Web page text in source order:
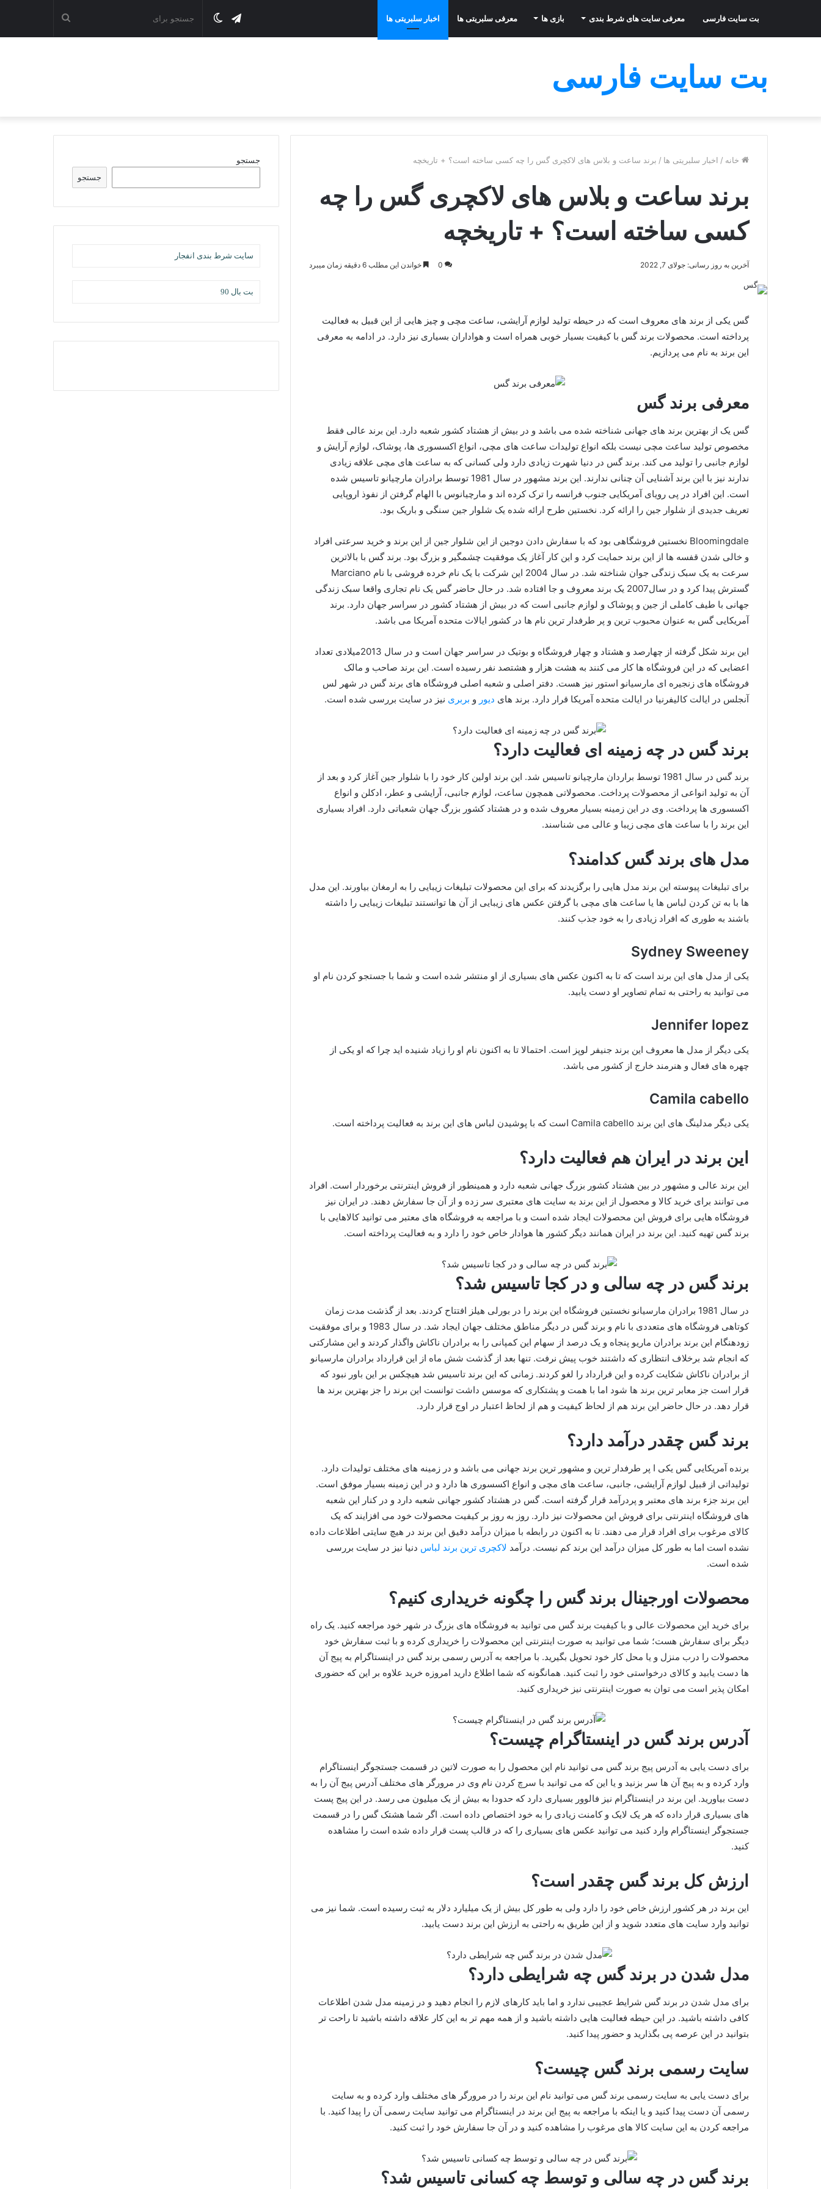
بت سایت فارسی معرفی سایت های شرط بندی بازی ها معرفی سلبریتی ها اخبار سلبریتی ها جستجو تغییرتلگرام
بت سایت فارسی
خانه / اخبار سلبریتی ها / برند ساعت و بلاس های لاکچری گس را چه کسی ساخته است؟ + تاریخچه
برند ساعت و بلاس های لاکچری گس را چه
کسی ساخته است؟ + تاریخچه
آخرین به روز رسانی: جولای 7, 2022 0 خواندن این مطلب 6 دقیقه زمان میبرد
گس یکی از برند های معروف است که در حیطه تولید لوازم آرایشی، ساعت مچی و چیز هایی از این قبیل به فعالیت
پرداخته است. محصولات برند گس با کیفیت بسیار خوبی همراه است و هواداران بسیاری نیز دارد. در ادامه به معرفی
این برند به نام می پردازیم.
معرفی برند گس
گس یک از بهترین برند های جهانی شناخته شده می باشد و در بیش از هشتاد کشور شعبه دارد. این برند عالی فقط
مخصوص تولید ساعت مچی نیست بلکه انواع تولیدات ساعت های مچی، انواع اکسسوری ها، پوشاک، لوازم آرایش و
لوازم جانبی را تولید می کند. برند گس در دنیا شهرت زیادی دارد ولی کسانی که به ساعت های مچی علاقه زیادی
ندارند نیز با این برند آشنایی آن چنانی ندارند. این برند مشهور در سال 1981 توسط برادران مارچیانو تاسیس شده
است. این افراد در پی رویای آمریکایی جنوب فرانسه را ترک کرده اند و مارچیانوس با الهام گرفتن از نفوذ اروپایی
تعریف جدیدی از شلوار جین را ارائه کرد. نخستین طرح ارائه شده یک شلوار جین سنگی و باریک بود.
Bloomingdale نخستین فروشگاهی بود که با سفارش دادن دوجین از این شلوار جین از این برند و خرید سرعتی افراد
و خالی شدن قفسه ها از این برند حمایت کرد و این کار آغاز یک موفقیت چشمگیر و بزرگ بود. برند گس با بالاترین
سرعت به یک سبک زندگی جوان شناخته شد. در سال 2004 این شرکت با یک نام خرده فروشی با نام Marciano
گسترش پیدا کرد و در سال2007 یک برند معروف و جا افتاده شد. در حال حاضر گس یک نام تجاری واقعا سبک زندگی
جهانی با طیف کاملی از جین و پوشاک و لوازم جانبی است که در بیش از هشتاد کشور در سراسر جهان دارد. برند
آمریکایی گس به عنوان محبوب ترین و پر طرفدار ترین نام ها در کشور ایالات متحده آمریکا می باشد.
این برند شکل گرفته از چهارصد و هشتاد و چهار فروشگاه و بوتیک در سراسر جهان است و در سال 2013میلادی تعداد
اعضایی که در این فروشگاه ها کار می کنند به هشت هزار و هشتصد نفر رسیده است. این برند صاحب و مالک
فروشگاه های زنجیره ای مارسیانو استور نیز هست. دفتر اصلی و شعبه اصلی فروشگاه های برند گس در شهر لس
آنجلس در ایالت کالیفرنیا در ایالت متحده آمریکا قرار دارد. برند های دیور و بربری نیز در سایت بررسی شده است.
برند گس در چه زمینه ای فعالیت دارد؟
برند گس در سال 1981 توسط براردان مارچیانو تاسیس شد. این برند اولین کار خود را با شلوار جین آغاز کرد و بعد از
آن به تولید انواعی از محصولات پرداخت. محصولاتی همچون ساعت، لوازم جانبی، آرایشی و عطر، ادکلن و انواع
اکسسوری ها پرداخت. وی در این زمینه بسیار معروف شده و در هشتاد کشور بزرگ جهان شعباتی دارد. افراد بسیاری
این برند را با ساعت های مچی زیبا و عالی می شناسند.
مدل های برند گس کدامند؟
برای تبلیغات پیوسته این برند مدل هایی را برگزیدند که برای این محصولات تبلیغات زیبایی را به ارمغان بیاورند. این مدل
ها با به تن کردن لباس ها یا ساعت های مچی با گرفتن عکس های زیبایی از آن ها توانستند تبلیغات زیبایی را داشته
باشند به طوری که افراد زیادی را به خود جذب کنند.
Sydney Sweeney
یکی از مدل های این برند است که تا به اکنون عکس های بسیاری از او منتشر شده است و شما با جستجو کردن نام او
می توانید به راحتی به تمام تصاویر او دست یابید.
Jennifer lopez
یکی دیگر از مدل ها معروف این برند جنیفر لوپز است. احتمالا تا به اکنون نام او را زیاد شنیده اید چرا که او یکی از
چهره های فعال و هنرمند خارج از کشور می باشد.
Camila cabello
یکی دیگر مدلینگ های این برند Camila cabello است که با پوشیدن لباس های این برند به فعالیت پرداخته است.
این برند در ایران هم فعالیت دارد؟
این برند عالی و مشهور در بین هشتاد کشور بزرگ جهانی شعبه دارد و همینطور از فروش اینترنتی برخوردار است. افراد
می توانند برای خرید کالا و محصول از این برند به سایت های معتبری سر زده و از آن جا سفارش دهند. در ایران نیز
فروشگاه هایی برای فروش این محصولات ایجاد شده است و با مراجعه به فروشگاه های معتبر می توانید کالاهایی با
برند گس تهیه کنید. این برند در ایران همانند دیگر کشور ها هوادار خاص خود را دارد و به فعالیت پرداخته است.
برند گس در چه سالی و در کجا تاسیس شد؟
در سال 1981 برادران مارسیانو نخستین فروشگاه این برند را در بورلی هیلز افتتاح کردند. بعد از گذشت مدت زمان
کوتاهی فروشگاه های متعددی با نام و برند گس در دیگر مناطق مختلف جهان ایجاد شد. در سال 1983 و برای موفقیت
زودهنگام این برند برادران ماریو پنجاه و یک درصد از سهام این کمپانی را به برادران ناکاش واگذار کردند و این مشارکتی
که انجام شد برخلاف انتظاری که داشتند خوب پیش نرفت. تنها بعد از گذشت شش ماه از این قرارداد برادران مارسیانو
از برادران ناکاش شکایت کرده و این قرارداد را لغو کردند. زمانی که این برند تاسیس شد هیچکس بر این باور نبود که
قرار است جز معابر ترین برند ها شود اما با همت و پشتکاری که موسس داشت توانست این برند را جز بهترین برند ها
قرار دهد. در حال حاضر این برند هم از لحاظ کیفیت و هم از لحاظ اعتبار در اوج قرار دارد.
برند گس چقدر درآمد دارد؟
برنده آمریکایی گس یکی ا پر طرفدار ترین و مشهور ترین برند جهانی می باشد و در زمینه های مختلف تولیدات دارد.
تولیداتی از قبیل لوازم آرایشی، جانبی، ساعت های مچی و انواع اکسسوری ها دارد و در این زمینه بسیار موفق است.
این برند جزء برند های معتبر و پردرآمد قرار گرفته است. گس در هشتاد کشور جهانی شعبه دارد و در کنار این شعبه
های فروشگاه اینترنتی برای فروش این محصولات نیز دارد. روز به روز بر کیفیت محصولات خود می افزایند که یک
کالای مرغوب برای افراد قرار می دهند. تا به اکنون در رابطه با میزان درآمد دقیق این برند در هیچ سایتی اطلاعات داده
نشده است اما به طور کل میزان درآمد این برند کم نیست. درآمد لاکچری ترین برند لباس دنیا نیز در سایت بررسی
شده است.
محصولات اورجینال برند گس را چگونه خریداری کنیم؟
برای خرید این محصولات عالی و با کیفیت برند گس می توانید به فروشگاه های بزرگ در شهر خود مراجعه کنید. یک راه
دیگر برای سفارش هست؛ شما می توانید به صورت اینترنتی این محصولات را خریداری کرده و با ثبت سفارش خود
محصولات را درب منزل و یا محل کار خود تحویل بگیرید. با مراجعه به آدرس رسمی برند گس در اینستاگرام به پیج آن
ها دست یابید و کالای درخواستی خود را ثبت کنید. همانگونه که شما اطلاع دارید امروزه خرید علاوه بر این که حضوری
امکان پذیر است می توان به صورت اینترنتی نیز خریداری کنید.
آدرس برند گس در اینستاگرام چیست؟
برای دست یابی به آدرس پیج برند گس می توانید نام این محصول را به صورت لاتین در قسمت جستجوگر اینستاگرام
وارد کرده و به پیج آن ها سر بزنید و یا این که می توانید با سرچ کردن نام وی در مرورگر های مختلف آدرس پیج آن را به
دست بیاورید. این برند در اینستاگرام نیز فالوور بسیاری دارد که حدودا به بیش از یک میلیون می رسد. در این پیج پست
های بسیاری قرار داده که هر یک لایک و کامنت زیادی را به خود اختصاص داده است. اگر شما هشتک گس را در قسمت
جستجوگر اینستاگرام وارد کنید می توانید عکس های بسیاری را که در قالب پست قرار داده شده است را مشاهده
کنید.
ارزش کل برند گس چقدر است؟
این برند در هر کشور ارزش خاص خود را دارد ولی به طور کل بیش از یک میلیارد دلار به ثبت رسیده است. شما نیز می
توانید وارد سایت های متعدد شوید و از این طریق به راحتی به ارزش این برند دست یابید.
مدل شدن در برند گس چه شرایطی دارد؟
برای مدل شدن در برند گس شرایط عجیبی ندارد و اما باید کارهای لازم را انجام دهید و در زمینه مدل شدن اطلاعات
کافی داشته باشید. در این حیطه فعالیت هایی داشته باشید و از همه مهم تر به این کار علاقه داشته باشید تا راحت تر
بتوانید در این عرصه پی بگذارید و حضور پیدا کنید.
سایت رسمی برند گس چیست؟
برای دست یابی به سایت رسمی برند گس می توانید نام این برند را در مرورگر های مختلف وارد کرده و به سایت
رسمی آن دست پیدا کنید و یا اینکه با مراجعه به پیج این برند در اینستاگرام می توانید سایت رسمی آن را پیدا کنید. با
مراجعه کردن به این سایت کالا های مرغوب را مشاهده کنید و در آن جا سفارش خود را ثبت کنید.
برند گس در چه سالی و توسط چه کسانی تاسیس شد؟
جستجو
جستجو
سایت شرط بندی انفجار
بت بال 90